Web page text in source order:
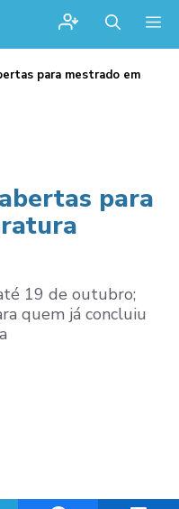
para mestrado em
para
19 de outubro;
quem já concluiu